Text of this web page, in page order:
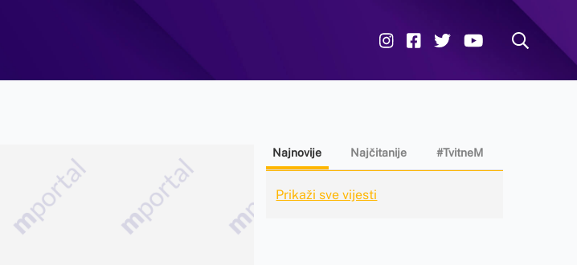
Najnovije Najčitanije #TvitneM
Prikaži sve vijesti